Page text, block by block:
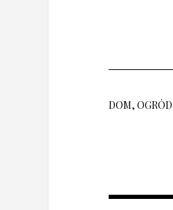
DOM, OGRÓD